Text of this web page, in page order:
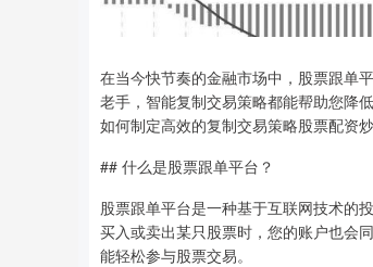
在当今快节奏的金融市场中，股票跟单
老手，智能复制交易策略都能帮助您降
如何制定高效的复制交易策略股票配资
## 什么是股票跟单平台？
股票跟单平台是一种基于互联网技术的
买入或卖出某只股票时，您的账户也会
能轻松参与股票交易。